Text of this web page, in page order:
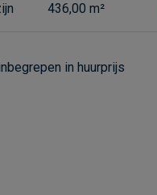
436,00 m²
in huurprijs